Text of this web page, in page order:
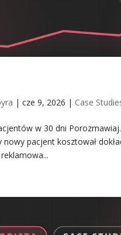
|cze 9, 2026 | Case
w 30 dni
nowy pacjent kosztował